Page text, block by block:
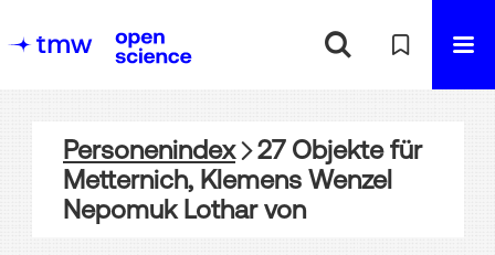
Personenindex 27Objektefür
Metternich, Klemens Wenzel
Nepomuk Lothar von